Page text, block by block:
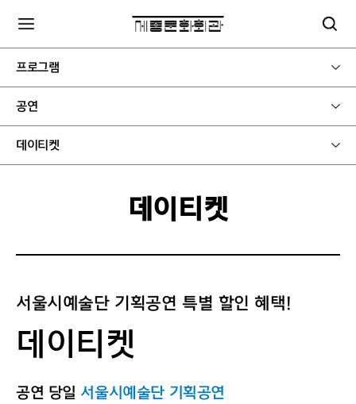
프로그램
공연
데이티켓
데이티켓
서울시예술단 기획공연 특별 할인 혜택!
데이티켓
공연 당일 서울시예술단 기획공연